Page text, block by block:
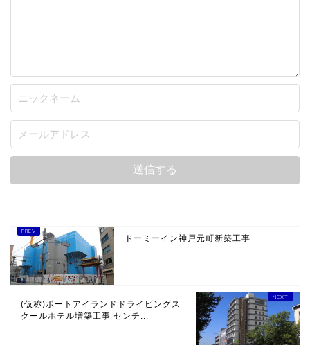
ドーミーイン神戸元町新築工事
(仮称)ポートアイランドドライビングス
クールホテル増築工事 センチ...